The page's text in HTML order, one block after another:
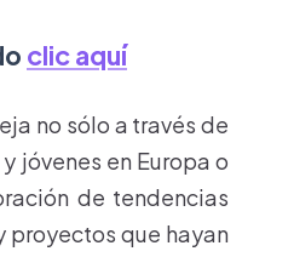
clic aquí
no sólo a través de
jóvenes en Europa o
de tendencias
proyectos que hayan